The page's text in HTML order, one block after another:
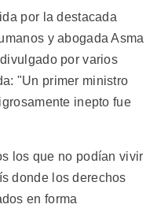
por la destacada
y abogada Asma
por varios
"Un primer ministro
inepto fue
los que no podían vivir
donde los derechos
en forma